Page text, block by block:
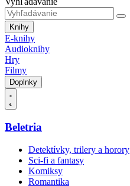
Knihy
E-knihy
Audioknihy
Hry
Filmy
Doplnky
Beletria
Detektívky, trilery a horory
Sci-fi a fantasy
Komiksy
Romantika